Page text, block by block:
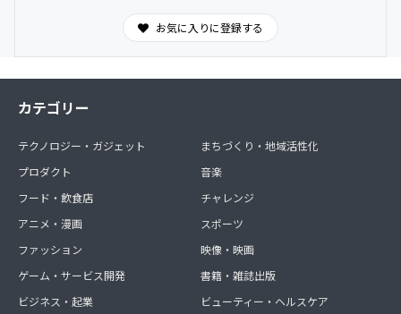
お気に入りに登録する
カテゴリー
テクノロジー・ガジェット
プロダクト
フード・飲食店
アニメ・漫画
ファッション
ゲーム・サービス開発
ビジネス・起業
まちづくり・地域活性化
音楽
チャレンジ
スポーツ
映像・映画
書籍・雑誌出版
ビューティー・ヘルスケア